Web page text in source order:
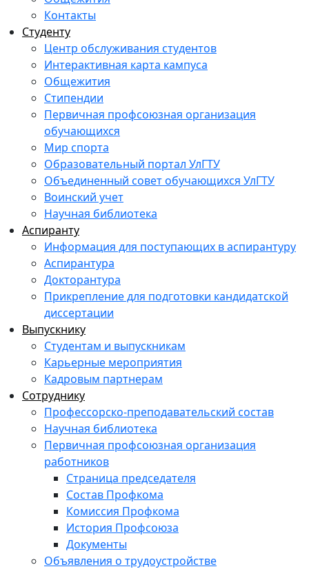
Контакты
Студенту
Центр обслуживания студентов
Интерактивная карта кампуса
Общежития
Стипендии
Первичная профсоюзная организация
обучающихся
Мир спорта
Образовательный портал УлГТУ
Объединенный совет обучающихся УлГТУ
Воинский учет
Научная библиотека
Аспиранту
Информация для поступающих в аспирантуру
Аспирантура
Докторантура
Прикрепление для подготовки кандидатской
диссертации
Выпускнику
Студентам и выпускникам
Карьерные мероприятия
Кадровым партнерам
Сотруднику
Профессорско-преподавательский состав
Научная библиотека
Первичная профсоюзная организация
работников
Страница председателя
Состав Профкома
Комиссия Профкома
История Профсоюза
Документы
Объявления о трудоустройстве